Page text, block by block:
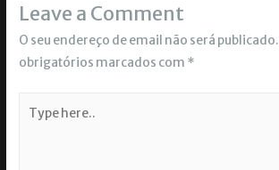
Leave a Comment
O seu endereço de email não será publicado.
obrigatórios marcados com *